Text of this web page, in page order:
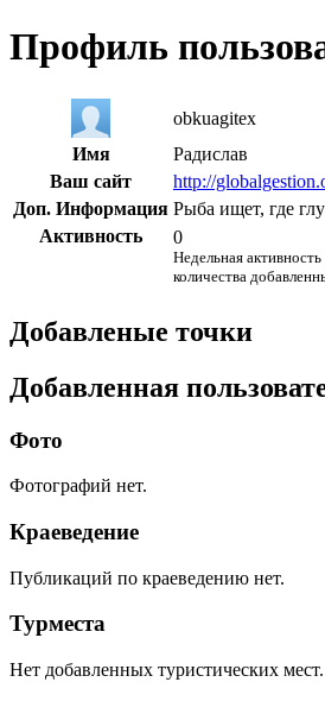
Профиль
obkuagitex
Имя
Радислав
Ваш сайт
http://
Доп. Информация Рыба ищет, где
Активность
0
Недельная
количества
Добавленые точки
Добавленная
Фото
Фотографий нет.
Краеведение
Публикаций по краеведению нет.
Турместа
Нет добавленных туристических мест.